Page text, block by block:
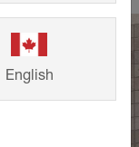
English